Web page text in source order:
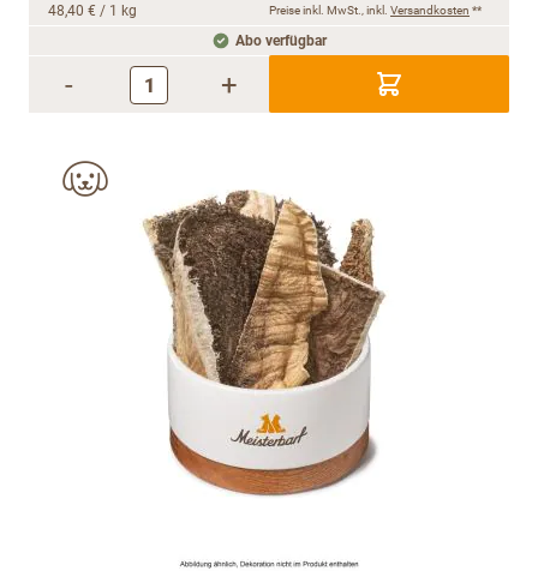
48,40 € / 1 kg Preise inkl. MwSt., inkl. Versandkosten **
Abo verfügbar
- +